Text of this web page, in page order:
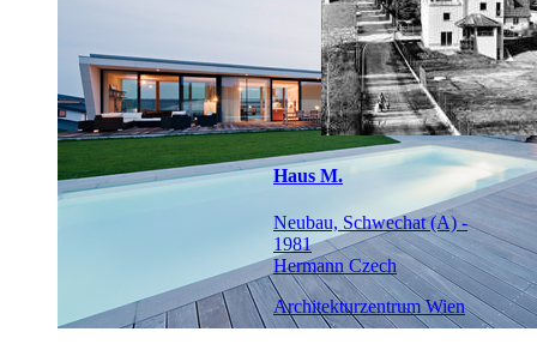
Haus M.
Neubau, Schwechat (A) -
1981
Hermann Czech
Architekturzentrum Wien